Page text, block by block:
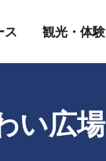
ス 観光・体験
い広場